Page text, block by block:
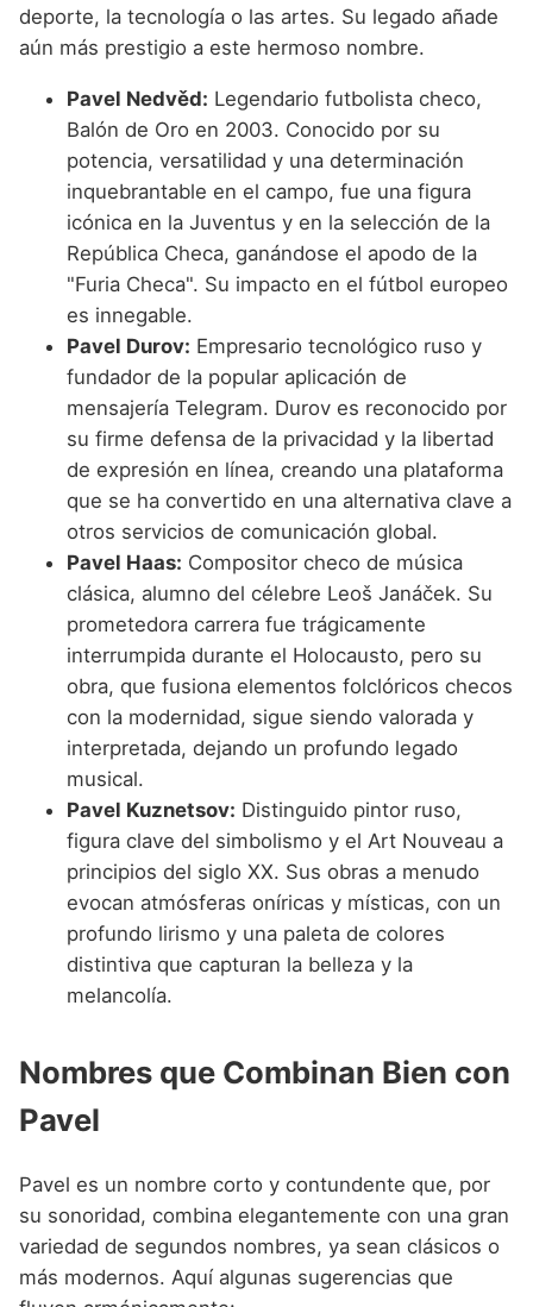
deporte, la tecnología o las artes. Su legado añade
aún más prestigio a este hermoso nombre.
Pavel Nedvěd: Legendario futbolista checo,
Balón de Oro en 2003. Conocido por su
potencia, versatilidad y una determinación
inquebrantable en el campo, fue una figura
icónica en la Juventus y en la selección de la
República Checa, ganándose el apodo de la
"Furia Checa". Su impacto en el fútbol europeo
es innegable.
Pavel Durov: Empresario tecnológico ruso y
fundador de la popular aplicación de
mensajería Telegram. Durov es reconocido por
su firme defensa de la privacidad y la libertad
de expresión en línea, creando una plataforma
que se ha convertido en una alternativa clave a
otros servicios de comunicación global.
Pavel Haas: Compositor checo de música
clásica, alumno del célebre Leoš Janáček. Su
prometedora carrera fue trágicamente
interrumpida durante el Holocausto, pero su
obra, que fusiona elementos folclóricos checos
con la modernidad, sigue siendo valorada y
interpretada, dejando un profundo legado
musical.
Pavel Kuznetsov: Distinguido pintor ruso,
figura clave del simbolismo y el Art Nouveau a
principios del siglo XX. Sus obras a menudo
evocan atmósferas oníricas y místicas, con un
profundo lirismo y una paleta de colores
distintiva que capturan la belleza y la
melancolía.
Nombres que Combinan Bien con
Pavel
Pavel es un nombre corto y contundente que, por
su sonoridad, combina elegantemente con una gran
variedad de segundos nombres, ya sean clásicos o
más modernos. Aquí algunas sugerencias que